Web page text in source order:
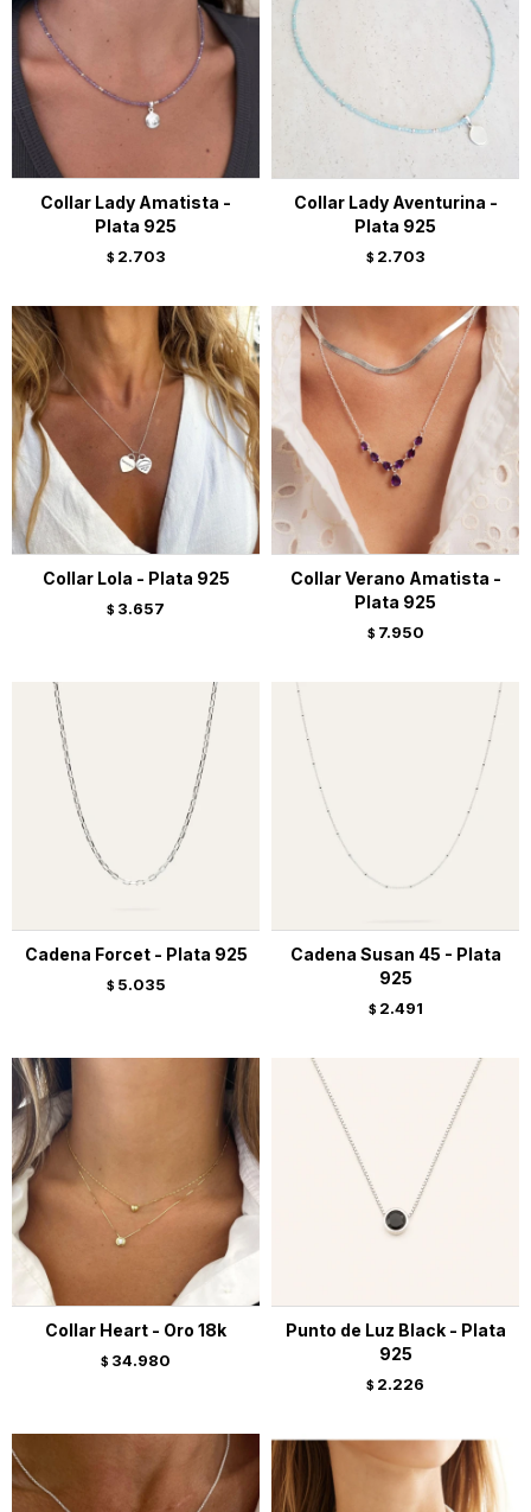
Collar Lady Amatista -
Plata 925
$ 2.703
Collar Lady Aventurina -
Plata 925
$ 2.703
Collar Lola - Plata 925
$ 3.657
Collar Verano Amatista -
Plata 925
$ 7.950
Cadena Forcet - Plata 925
$ 5.035
Cadena Susan 45 - Plata
925
$ 2.491
Collar Heart - Oro 18k
$ 34.980
Punto de Luz Black - Plata
925
$ 2.226